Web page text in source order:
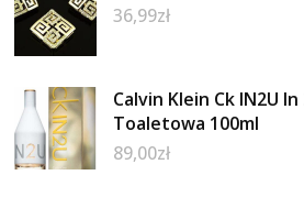
36,99zł
Calvin Klein Ck IN2U
Toaletowa 100ml
89,00zł